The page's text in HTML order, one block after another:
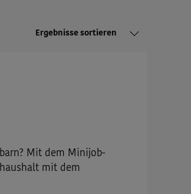
Ergebnisse sortieren
Mit dem Minijob-
mit dem